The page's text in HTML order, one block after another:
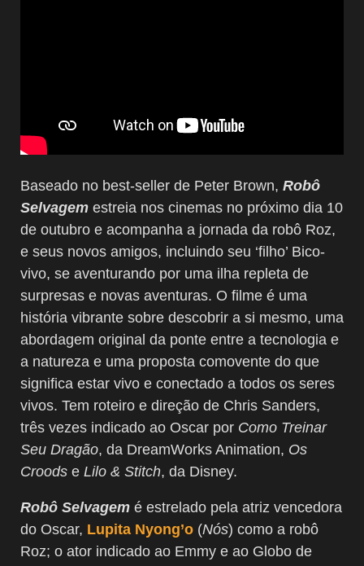
Baseado no best-seller de Peter Brown, Robô
Selvagem estreia nos cinemas no próximo dia 10
de outubro e acompanha a jornada da robô Roz,
e seus novos amigos, incluindo seu ‘filho’ Bico-
vivo, se aventurando por uma ilha repleta de
surpresas e novas aventuras. O filme é uma
história vibrante sobre descobrir a si mesmo, uma
abordagem original da ponte entre a tecnologia e
a natureza e uma proposta comovente do que
significa estar vivo e conectado a todos os seres
vivos. Tem roteiro e direção de Chris Sanders,
três vezes indicado ao Oscar por Como Treinar
Seu Dragão, da DreamWorks Animation, Os
Croods e Lilo & Stitch, da Disney.
Robô Selvagem é estrelado pela atriz vencedora
do Oscar, Lupita Nyong’o (Nós) como a robô
Roz; o ator indicado ao Emmy e ao Globo de